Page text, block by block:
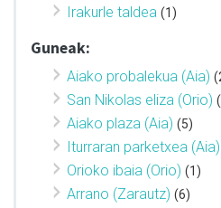
Irakurle taldea (1)
Guneak:
Aiako probalekua (Aia)
San Nikolas eliza (Orio)
Aiako plaza (Aia) (5)
Iturraran parketxea (Aia)
Orioko ibaia (Orio) (1)
Arrano (Zarautz) (6)